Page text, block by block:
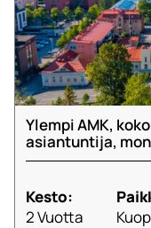
Ylempi AMK,
asiantuntija,
Kesto:
2 Vuotta